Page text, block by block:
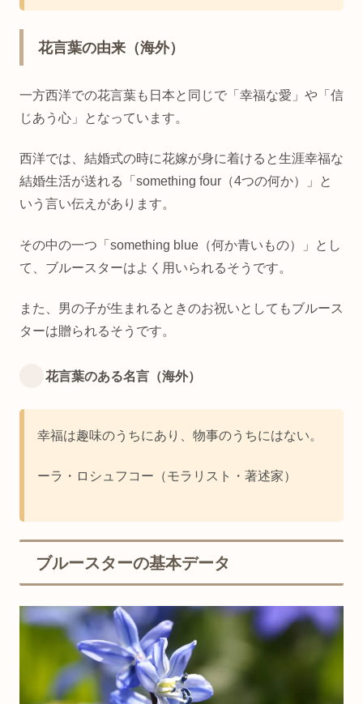
花言葉の由来（海外）
一方西洋での花言葉も日本と同じで「幸福な愛」や「信
じあう心」となっています。
西洋では、結婚式の時に花嫁が身に着けると生涯幸福な
結婚生活が送れる「something four（4つの何か）」と
いう言い伝えがあります。
その中の一つ「something blue（何か青いもの）」とし
て、ブルースターはよく用いられるそうです。
また、男の子が生まれるときのお祝いとしてもブルース
ターは贈られるそうです。
花言葉のある名言（海外）
幸福は趣味のうちにあり、物事のうちにはない。
ーラ・ロシュフコー（モラリスト・著述家）
ブルースターの基本データ